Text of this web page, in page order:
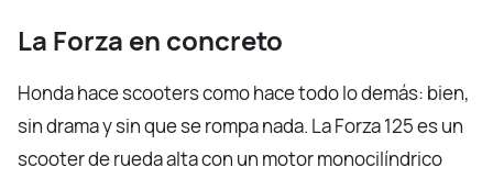
La Forza en concreto
Honda hace scooters como hace todo lo demás: bien,
sin drama y sin que se rompa nada. La Forza 125 es un
scooter de rueda alta con un motor monocilíndrico